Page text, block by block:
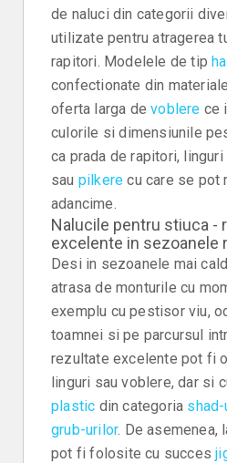
de naluci din categorii
utilizate pentru atragerea
rapitori. Modelele de tip
confectionate din
oferta larga devoblere ce
culorile si dimensiunile
ca prada de rapitori,
sau pilkere cu care se pot
adancime.
Nalucile pentru stiuca -
excelente in sezoanele
Desi in sezoanele mai
atrasa de monturile cu
exemplu cu pestisor viu,
toamnei si pe parcursul
rezultate excelente pot fi
linguri sau voblere, dar si
plastic din categoria
grub-urilor. De asemenea,
pot fi folosite cu succes